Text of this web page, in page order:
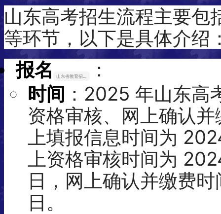
山东高考招生流程主要包
等环节，以下是具体介绍
报名
：
时间 ：2025 年山东高
资格审核、网上确认
上填报信息时间为
上资格审核时间为
日，网上确认并缴费
日。